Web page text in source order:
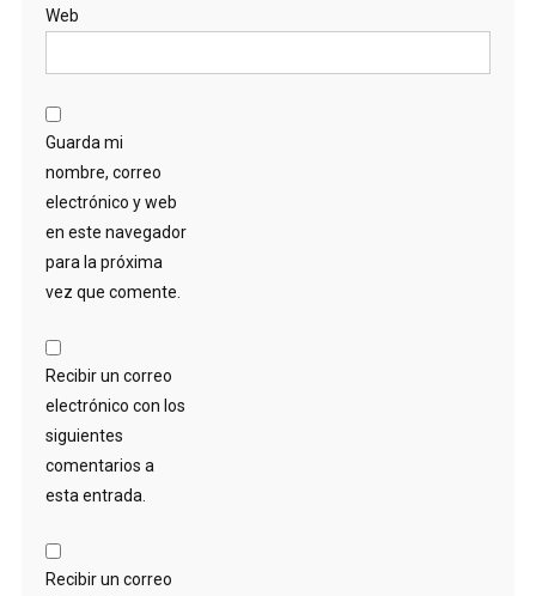
Web
Guarda mi
nombre, correo
electrónico y web
en este navegador
para la próxima
vez que comente.
Recibir un correo
electrónico con los
siguientes
comentarios a
esta entrada.
Recibir un correo